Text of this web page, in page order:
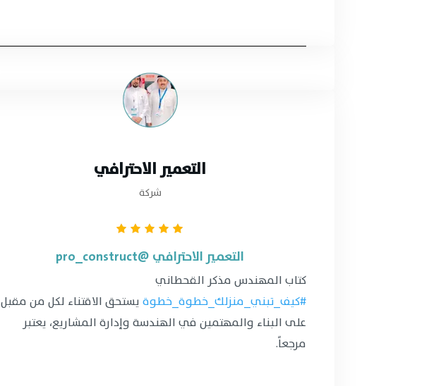
التعمير الاحترافي
شركة
التعمير الاحترافي @pro_construct
كتاب المهندس مذكر القحطاني
#كيف_تبني_منزلك_خطوة_خطوةيستحق الاقتناء لكل من مقبل
على البناء والمهتمين في الهندسة وإدارة المشاريع، يعتبر
مرجعاً.